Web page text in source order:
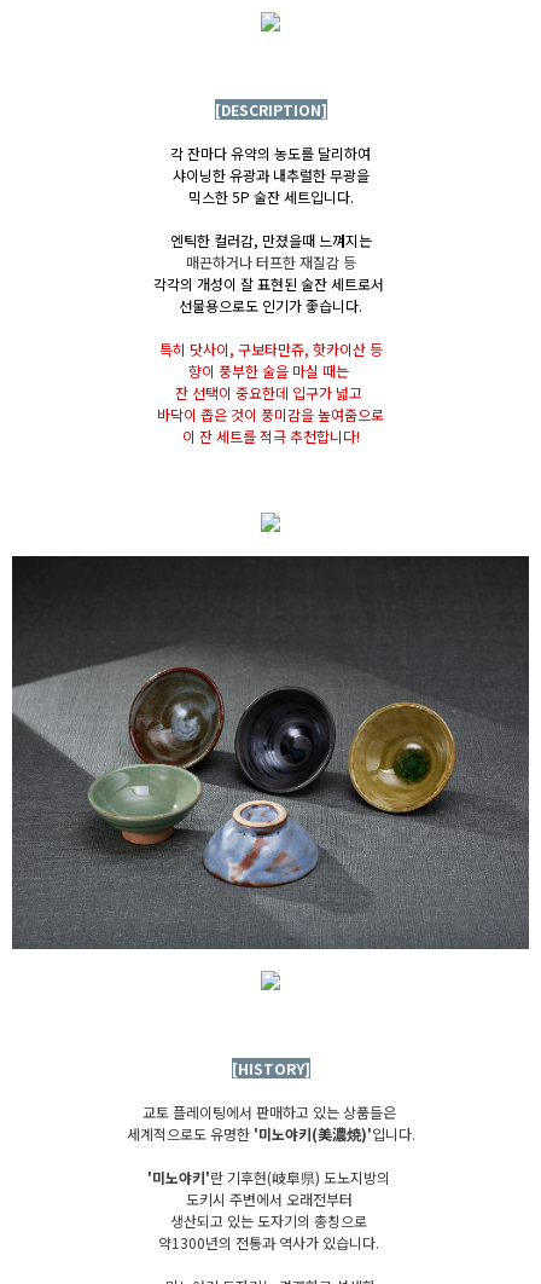
[DESCRIPTION]
각 잔마다 유약의 농도를 달리하여
샤이닝한 유광과 내추럴한 무광을
믹스한 5P 술잔 세트입니다.
엔틱한 컬러감, 만졌을때 느껴지는
매끈하거나 터프한 재질감 등
각각의 개성이 잘 표현된 술잔세트로서
선물용으로도 인기가 좋습니다.
특히 닷사이, 구보타만쥬, 핫카이산 등
향이 풍부한 술을 마실 때는
잔 선택이 중요한데 입구가 넓고
바닥이 좁은 것이 풍미감을 높여줌으로
이 잔 세트를 적극 추천합니다!
[HISTORY]
교토 플레이팅에서 판매하고 있는 상품들은
세계적으로도 유명한 '미노야키(美濃焼)'입니다.
'미노야키'란 기후현(岐阜県) 도노지방의
도키시 주변에서 오래전부터
생산되고 있는 도자기의 총칭으로
약1300년의 전통과 역사가 있습니다.